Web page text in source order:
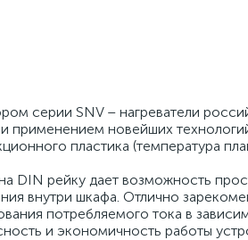
серии SNV – нагреватели
применением новейших
пластика (температура
DIN рейку дает возможность
внутри шкафа. Отлично
потребляемого тока в
и экономичность работы